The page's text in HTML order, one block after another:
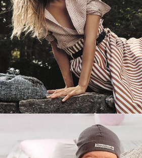
Имиджевый сайт для
Soho
Смотреть проект